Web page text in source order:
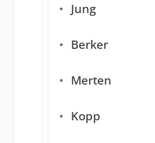
Jung
Berker
Merten
Kopp